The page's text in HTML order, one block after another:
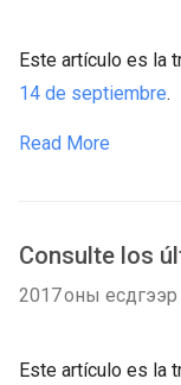
Este artículo es la
14 de septiembre.
Read More
Consulte los
2017 оны
Este artículo es la